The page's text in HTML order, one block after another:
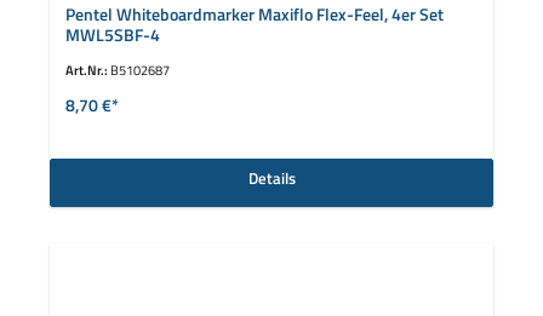
Pentel Whiteboardmarker Maxiflo Flex-Feel, 4er Set
MWL5SBF-4
Art.Nr.: B5102687
8,70 €*
Details